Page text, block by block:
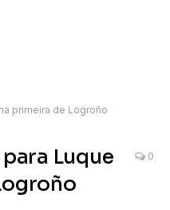
primeira de Logroño
Luque
0